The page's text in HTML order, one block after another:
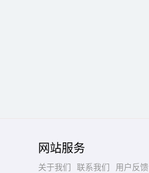
网站服务
关于我们 联系我们
用户反馈